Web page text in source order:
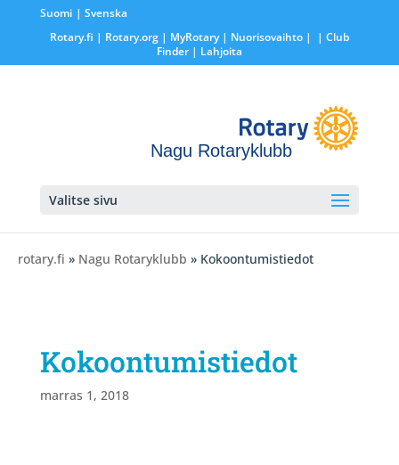
Suomi
Svenska
Rotary.fi | Rotary.org| MyRotary | Nuorisovaihto|
| Club
Finder| Lahjoita
Nagu Rotaryklubb
Valitse sivu
rotary.fi » Nagu Rotaryklubb » Kokoontumistiedot
Kokoontumistiedot
marras 1, 2018